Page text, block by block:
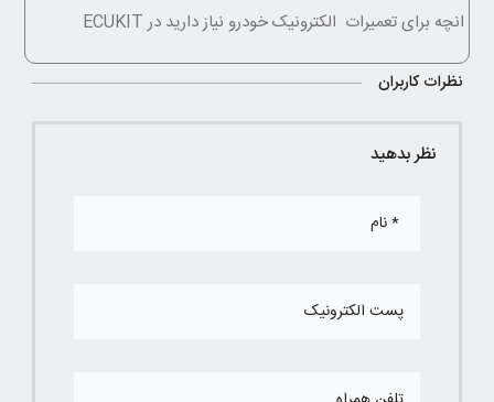
انچه برای تعمیرات الکترونیک خودرو نیاز دارید در ECUKIT
نظرات کاربران
نظر بدهید